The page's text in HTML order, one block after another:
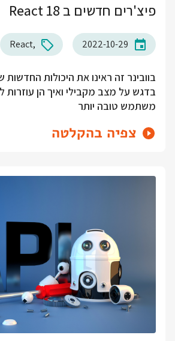
פיצ'רים חדשים ב React 18
2022-10-29
React
בדגש על מצב מקבילי ואיך הן עוזרות
משתמש טובה יותר
צפיה בהקלטה